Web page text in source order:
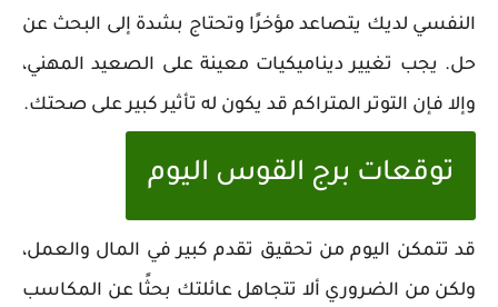
النفسي لديك يتصاعد مؤخرًا وتحتاج بشدة إلى البحث عن
حل. يجب تغيير ديناميكيات معينة على الصعيد المهني،
وإلا فإن التوتر المتراكم قد يكون له تأثير كبير على صحتك.
توقعات برج القوس اليوم
قد تتمكن اليوم من تحقيق تقدم كبير في المال والعمل،
ولكن من الضروري ألا تتجاهل عائلتك بحثًا عن المكاسب